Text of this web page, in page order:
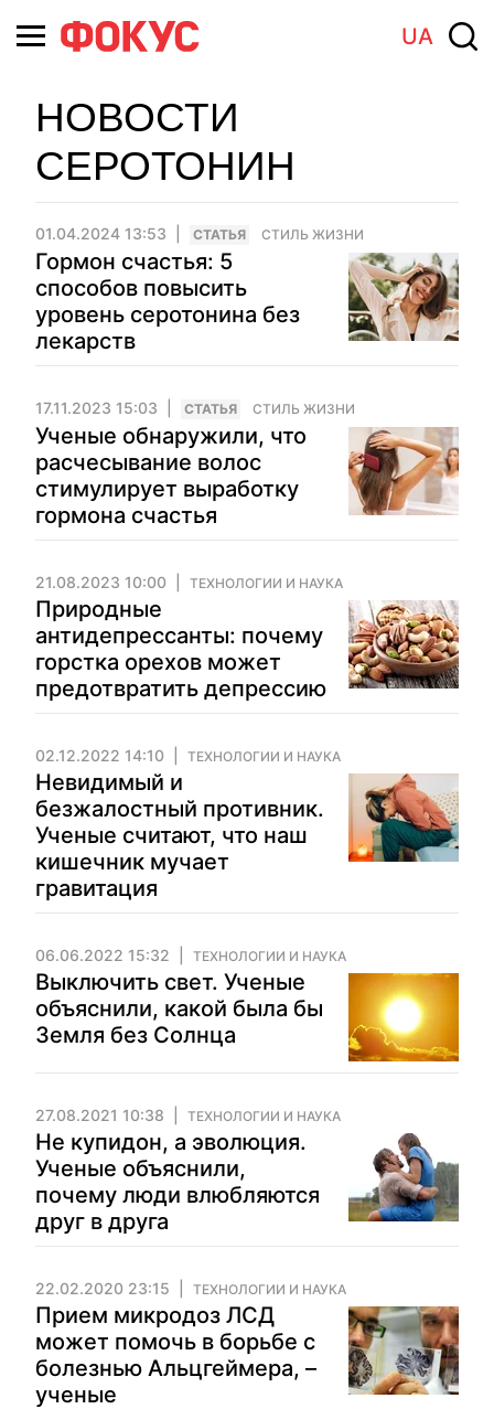
UA
НОВОСТИ
СЕРОТОНИН
01.04.2024 13:53 CТАТЬЯ СТИЛЬ ЖИЗНИ
Гормон счастья: 5
способов повысить
уровень серотонина без
лекарств
17.11.2023 15:03 CТАТЬЯ СТИЛЬ ЖИЗНИ
Ученые обнаружили, что
расчесывание волос
стимулирует выработку
гормона счастья
21.08.2023 10:00 ТЕХНОЛОГИИ И НАУКА
Природные
антидепрессанты: почему
горстка орехов может
предотвратить депрессию
02.12.2022 14:10 ТЕХНОЛОГИИ И НАУКА
Невидимый и
безжалостный противник.
Ученые считают, что наш
кишечник мучает
гравитация
06.06.2022 15:32 ТЕХНОЛОГИИ И НАУКА
Выключить свет. Ученые
объяснили, какой была бы
Земля без Солнца
27.08.2021 10:38 ТЕХНОЛОГИИ И НАУКА
Не купидон, а эволюция.
Ученые объяснили,
почему люди влюбляются
друг в друга
22.02.2020 23:15 ТЕХНОЛОГИИ И НАУКА
Прием микродоз ЛСД
может помочь в борьбе с
болезнью Альцгеймера, –
ученые